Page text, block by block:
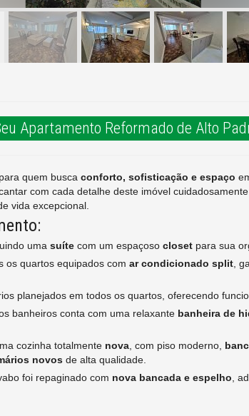
Apartamento Reformado de Alto
quem busca conforto, sofisticação e espaço
com cada detalhe deste imóvel cuidadosamente
vida excepcional.
uma suíte com um espaçoso closet para sua
os quartos equipados com ar condicionado split ,
planejados em todos os quartos, oferecendo
banheiros conta com uma relaxante banheira de
cozinha totalmente nova , com piso moderno,
novos de alta qualidade.
foi repaginado com nova bancada e espelho ,